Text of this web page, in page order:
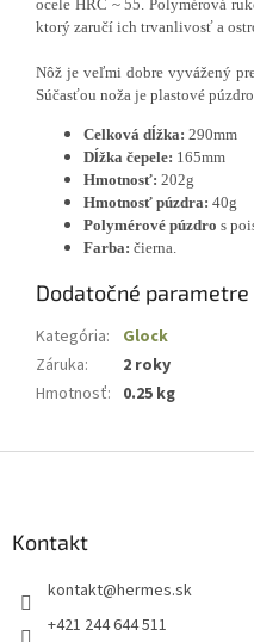
ocele HRC ~ 55. Polymérová
ktorý zaručí ich trvanlivosť a
Nôž je veľmi dobre vyvážený
Súčasťou noža je plastové
Celková dĺžka: 290mm
Dĺžka čepele: 165mm
Hmotnosť: 202g
Hmotnosť púzdra: 40g
Polymérové púzdro s
Farba: čierna.
Dodatočné parametre
Kategória:
Glock
Záruka:
2 roky
Hmotnosť: 0.25 kg
Kontakt
kontakt@hermes.sk
+421 244 644 511